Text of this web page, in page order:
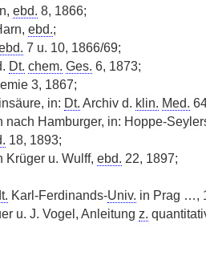
ebd. 8, 1866;
ebd.;
7 u. 10, 1866/69;
Dt. chem. Ges. 6, 1873;
3, 1867;
in: Dt. Archiv d. klin. Med.
Hamburger, in: Hoppe-
18, 1893;
Krüger u. Wulff, ebd. 22, 1897;
Karl-Ferdinands-Univ. in Prag …,
u. J. Vogel, Anleitung z.